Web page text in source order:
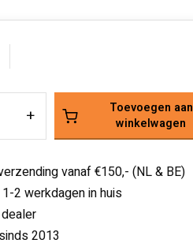
+
Toevoegen aan
winkelwagen
vanaf €150,- (NL & BE)
1-2 werkdagen in huis
2013